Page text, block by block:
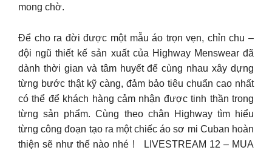
mong chờ.
Để cho ra đời được một mẫu áo trọn vẹn, chỉn chu –
đội ngũ thiết kế sản xuất của Highway Menswear đã
dành thời gian và tâm huyết để cùng nhau xây dựng
từng bước thật kỹ càng, đảm bảo tiêu chuẩn cao nhất
có thể để khách hàng cảm nhận được tinh thần trong
từng sản phẩm. Cùng theo chân Highway tìm hiểu
từng công đoạn tạo ra một chiếc áo sơ mi Cuban hoàn
thiện sẽ như thế nào nhé !
LIVESTREAM 12 – MUA